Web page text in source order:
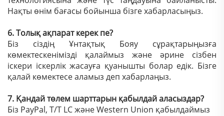
Нақты өнім бағасы бойынша бізге хабарласыңыз.
6. Толық ақпарат керек пе?
Біз сіздің Ұнтақтық Бояу сұрақтарыңызға
көмектескенімізді қалаймыз және әрине сізбен
іскери іскерлік жасауға қуанышты болар едік. Бізге
қалай көмектесе аламыз деп хабарлаңыз.
7. Қандай төлем шарттарын қабылдай аласыздар?
Біз PayPal, T/T LC және Western Union қабылдаймыз